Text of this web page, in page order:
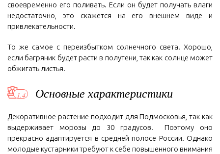
своевременно его поливать. Если он будет получать влаги
недостаточно, это скажется на его внешнем виде и
привлекательности.
То же самое с переизбытком солнечного света. Хорошо,
если багряник будет расти в полутени, так как солнце может
обжигать листья.
Основные характеристики
Декоративное растение подходит для Подмосковья, так как
выдерживает морозы до 30 градусов. Поэтому оно
прекрасно адаптируется в средней полосе России. Однако
молодые кустарники требуют к себе повышенного внимания